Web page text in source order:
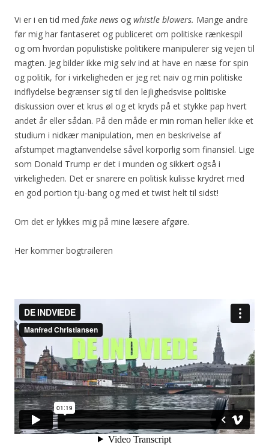
Vi er i en tid med fake news og whistle blowers. Mange andre
før mig har fantaseret og publiceret om politiske rænkespil
og om hvordan populistiske politikere manipulerer sig vejen til
magten. Jeg bilder ikke mig selv ind at have en næse for spin
og politik, for i virkeligheden er jeg ret naiv og min politiske
indflydelse begrænser sig til den lejlighedsvise politiske
diskussion over et krus øl og et kryds på et stykke pap hvert
andet år eller sådan. På den måde er min roman heller ikke et
studium i nidkær manipulation, men en beskrivelse af
afstumpet magtanvendelse såvel korporlig som finansiel. Lige
som Donald Trump er det i munden og sikkert også i
virkeligheden. Det er snarere en politisk kulisse krydret med
en god portion tju-bang og med et twist helt til sidst!
Om det er lykkes mig på mine læsere afgøre.
Her kommer bogtraileren